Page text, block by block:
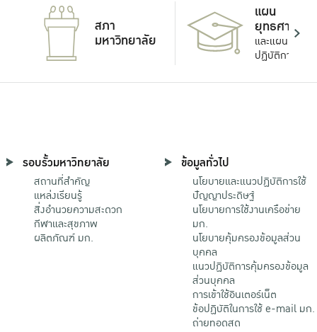
สภา
มหาวิทยาลัย
แผน
ยุทธศาสตร์
และแผน
ปฏิบัติการ
รอบรั้วมหาวิทยาลัย
สถานที่สำคัญ
แหล่งเรียนรู้
สิ่งอำนวยความสะดวก
กีฬาและสุขภาพ
ผลิตภัณฑ์ มก.
ข้อมูลทั่วไป
นโยบายและแนวปฏิบัติการใช้
ปัญญาประดิษฐ์
นโยบายการใช้งานเครือข่าย
มก.
นโยบายคุ้มครองข้อมูลส่วน
บุคคล
แนวปฏิบัติการคุ้มครองข้อมูล
ส่วนบุคคล
การเข้าใช้อินเตอร์เน็ต
ข้อปฏิบัติในการใช้ e-mail มก.
ถ่ายทอดสด